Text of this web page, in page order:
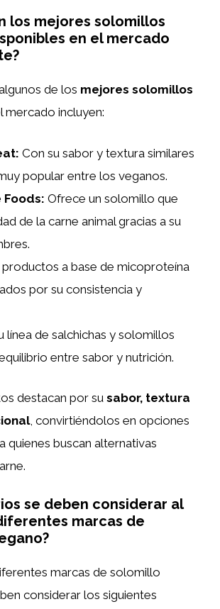
los mejores solomillos
en el mercado
de los mejores solomillos
mercado incluyen:
: Con su sabor y textura similares
popular entre los veganos.
Foods: Ofrece un solomillo que
de la carne animal gracias a su
productos a base de micoproteína
por su consistencia y
línea de salchichas y solomillos
entre sabor y nutrición.
destacan por su sabor, textura
, convirtiéndolos en opciones
quienes buscan alternativas
se deben considerar al
marcas de
marcas de solomillo
considerar los siguientes